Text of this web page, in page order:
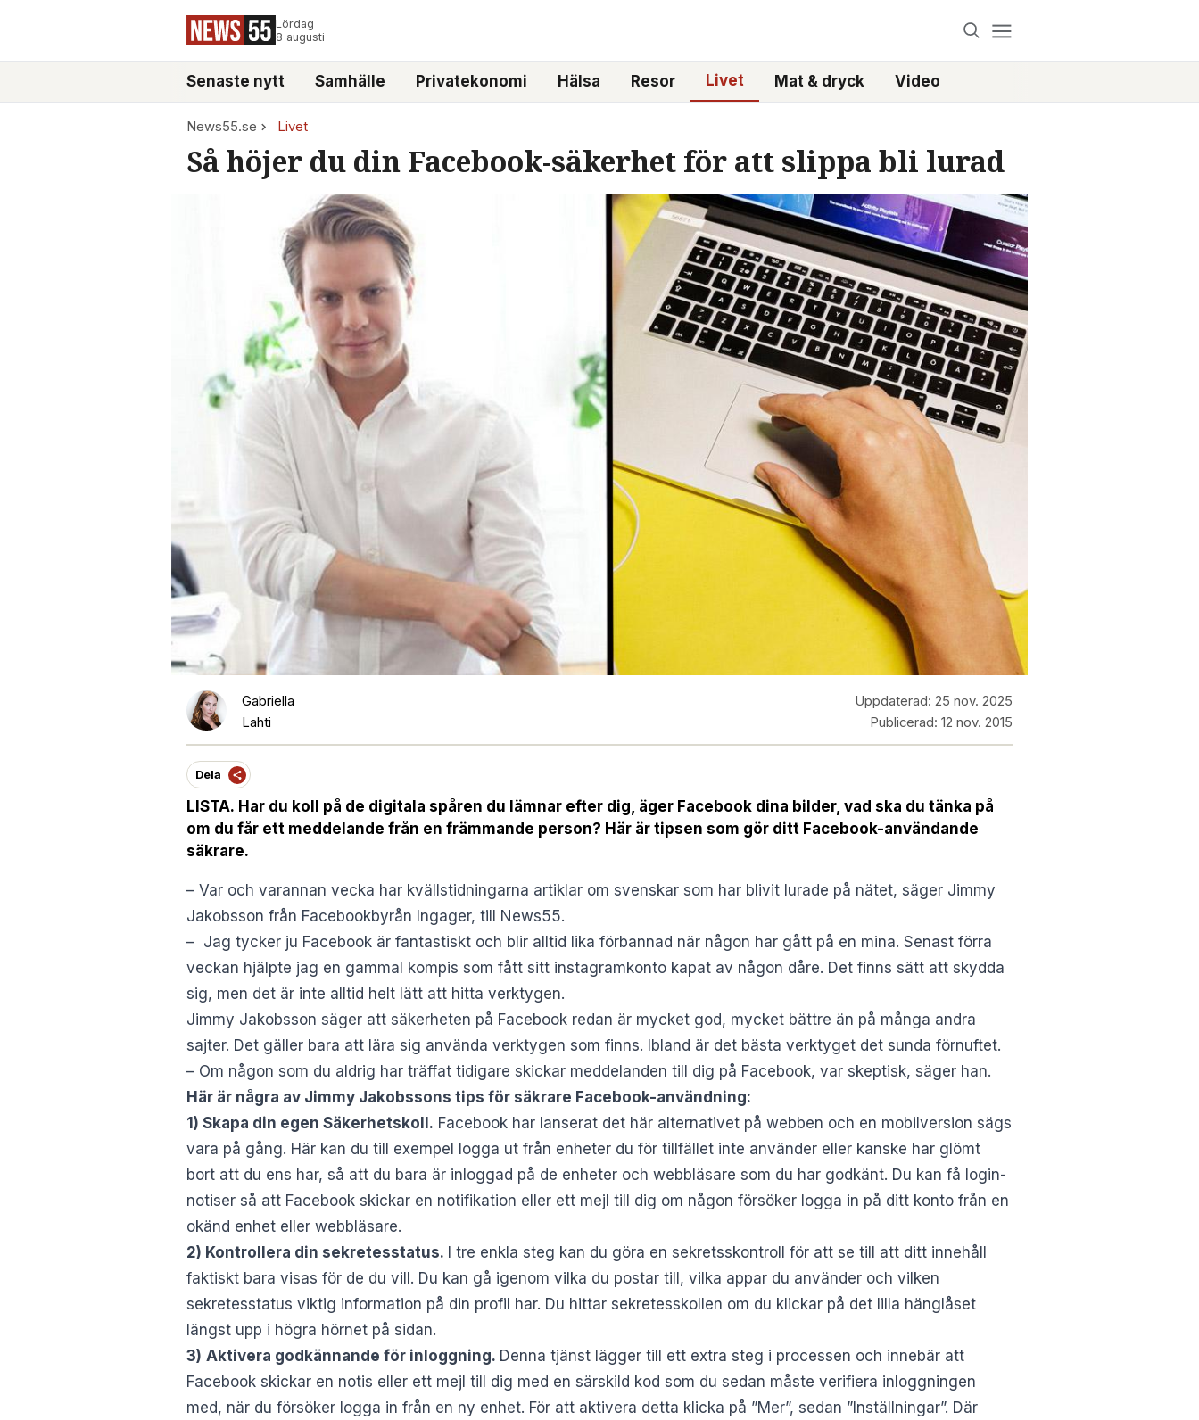
Lördag
8 augusti
Senaste nytt Samhälle Privatekonomi Hälsa Resor Livet Mat & dryck Video
News55.se Livet
Så höjer du din Facebook-säkerhet för att slippa bli lurad
Gabriella
Lahti
Uppdaterad: 25 nov. 2025
Publicerad: 12 nov. 2015
Dela
LISTA. Har du koll på de digitala spåren du lämnar efter dig, äger Facebook dina bilder, vad ska du tänka på
om du får ett meddelande från en främmande person? Här är tipsen som gör ditt Facebook-användande
säkrare.
– Var och varannan vecka har kvällstidningarna artiklar om svenskar som har blivit lurade på nätet, säger Jimmy
Jakobsson från Facebookbyrån Ingager, till News55.
– Jag tycker ju Facebook är fantastiskt och blir alltid lika förbannad när någon har gått på en mina. Senast förra
veckan hjälpte jag en gammal kompis som fått sitt instagramkonto kapat av någon dåre. Det finns sätt att skydda
sig, men det är inte alltid helt lätt att hitta verktygen.
Jimmy Jakobsson säger att säkerheten på Facebook redan är mycket god, mycket bättre än på många andra
sajter. Det gäller bara att lära sig använda verktygen som finns. Ibland är det bästa verktyget det sunda förnuftet.
– Om någon som du aldrig har träffat tidigare skickar meddelanden till dig på Facebook, var skeptisk, säger han.
Här är några av Jimmy Jakobssons tips för säkrare Facebook-användning:
1) Skapa din egen Säkerhetskoll. Facebook har lanserat det här alternativet på webben och en mobilversion sägs
vara på gång. Här kan du till exempel logga ut från enheter du för tillfället inte använder eller kanske har glömt
bort att du ens har, så att du bara är inloggad på de enheter och webbläsare som du har godkänt. Du kan få login-
notiser så att Facebook skickar en notifikation eller ett mejl till dig om någon försöker logga in på ditt konto från en
okänd enhet eller webbläsare.
2) Kontrollera din sekretesstatus.
I tre enkla steg kan du göra en sekretsskontroll för att se till att ditt innehåll
faktiskt bara visas för de du vill. Du kan gå igenom vilka du postar till, vilka appar du använder och vilken
sekretesstatus viktig information på din profil har. Du hittar sekretesskollen om du klickar på det lilla hänglåset
längst upp i högra hörnet på sidan.
3) Aktivera godkännande för inloggning. Denna tjänst lägger till ett extra steg i processen och innebär att
Facebook skickar en notis eller ett mejl till dig med en särskild kod som du sedan måste verifiera inloggningen
med, när du försöker logga in från en ny enhet. För att aktivera detta klicka på ”Mer”, sedan ”Inställningar”. Där